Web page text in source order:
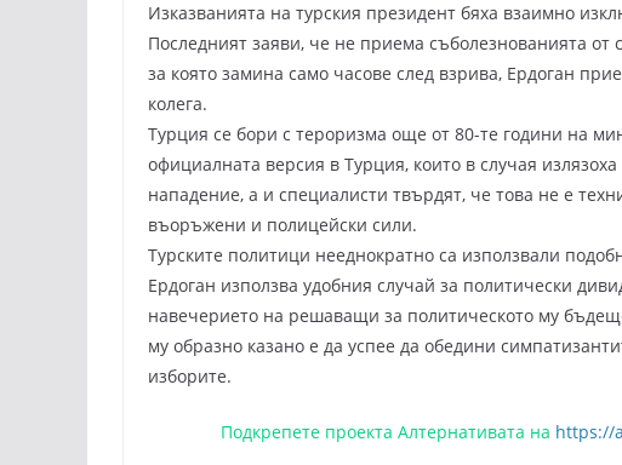
Изказванията на турския президент бяха взаимно
Последният заяви, че не приема съболезнованията
за която замина само часове след взрива, Ердоган
колега.
Турция се бори с тероризма още от 80-те години на
официалната версия в Турция, които в случая
нападение, а и специалисти твърдят, че това не е
въоръжени и полицейски сили.
Турските политици нееднократно са използвали
Ердоган използва удобния случай за политически
навечерието на решаващи за политическото му
му образно казано е да успее да обедини
изборите.
Подкрепете проекта Алтернативата на https://